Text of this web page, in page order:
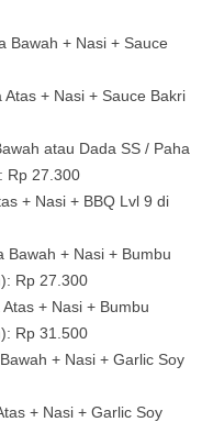
Bawah + Nasi + Sauce
+ Nasi + Sauce Bakri
atau Dada SS / Paha
Rp 27.300
+ Nasi + BBQ Lvl 9 di
Bawah + Nasi + Bumbu
Rp 27.300
+ Nasi + Bumbu
Rp 31.500
+ Nasi + Garlic Soy
+ Nasi + Garlic Soy